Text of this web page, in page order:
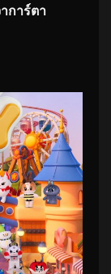
การ์ตา